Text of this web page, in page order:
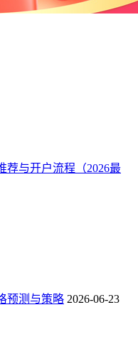
荐与开户流程（2026最
预测与策略 2026-06-23